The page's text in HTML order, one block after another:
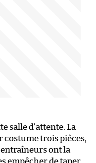
salle d’attente. La
costume trois pièces,
entraîneurs ont la
empêcher de taper